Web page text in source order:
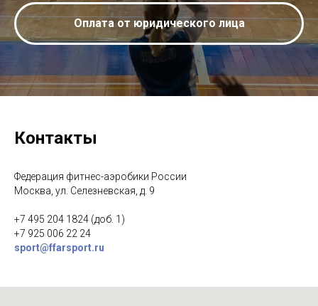
Оплата от юридического лица
Контакты
Федерация фитнес-аэробики России
Москва, ул. Селезневская, д. 9
+7 495 204 1824 (доб. 1)
+7 925 006 22 24
sport@ffarsport.ru